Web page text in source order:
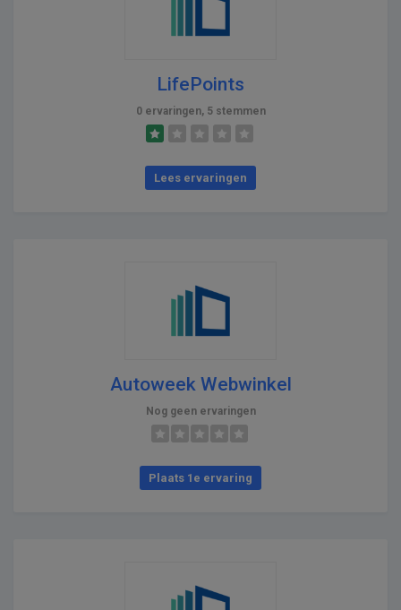
LifePoints
0 ervaringen, 5 stemmen
Lees ervaringen
Autoweek Webwinkel
Nog geen ervaringen
Plaats 1e ervaring